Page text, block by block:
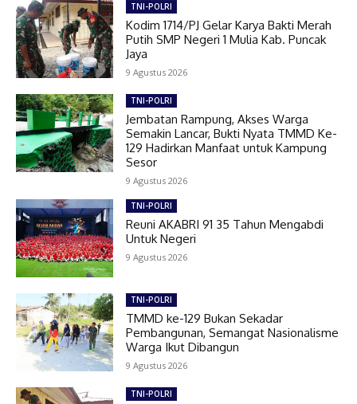
TNI-POLRI
Kodim 1714/PJ Gelar Karya Bakti Merah
Putih SMP Negeri 1 Mulia Kab. Puncak
Jaya
9 Agustus 2026
TNI-POLRI
Jembatan Rampung, Akses Warga
Semakin Lancar, Bukti Nyata TMMD Ke-
129 Hadirkan Manfaat untuk Kampung
Sesor
9 Agustus 2026
TNI-POLRI
Reuni AKABRI 91 35 Tahun Mengabdi
Untuk Negeri
9 Agustus 2026
TNI-POLRI
TMMD ke-129 Bukan Sekadar
Pembangunan, Semangat Nasionalisme
Warga Ikut Dibangun
9 Agustus 2026
TNI-POLRI